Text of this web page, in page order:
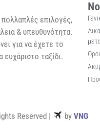
επιλογές,
& υπευθυνότητα.
για να έχετε το
ταξίδι.
Reserved | by VNG